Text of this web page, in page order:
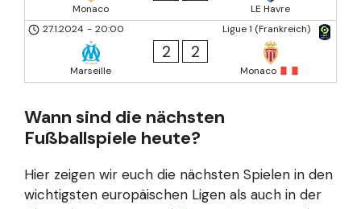
Monaco
LE Havre
Ligue 1 (Frankreich)
27.1.2024 - 20:00
Marseille
2 2
Monaco
Wann sind die nächsten
Fußballspiele heute?
Hier zeigen wir euch die nächsten Spielen in den
wichtigsten europäischen Ligen als auch in der